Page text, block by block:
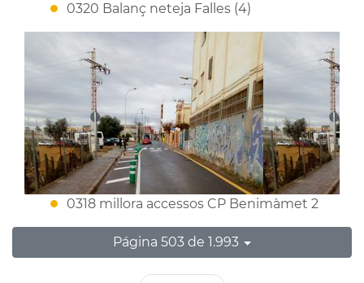
0320 Balanç neteja Falles (4)
0318 millora accessos CP Benimàmet 2
Página 503 de 1.993